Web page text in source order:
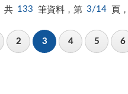
共 133 筆資料，第 3/14 頁
2 3 4 5 6